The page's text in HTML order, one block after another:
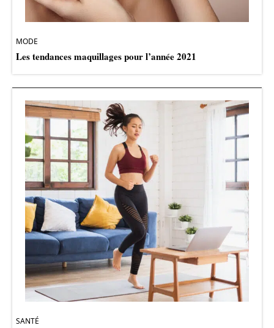
MODE
Les tendances maquillages pour l’année 2021
SANTÉ